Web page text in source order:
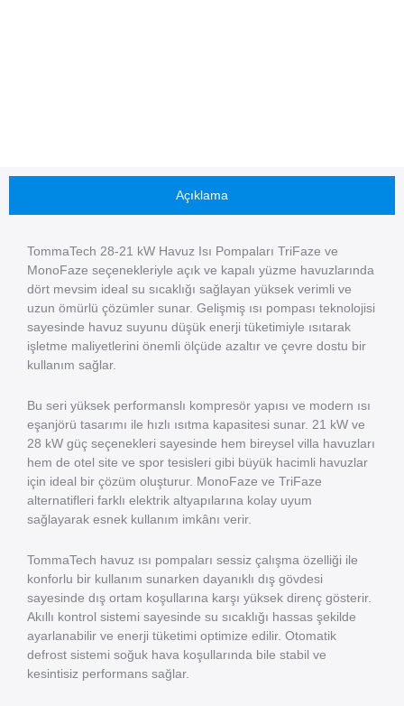
Açıklama
TommaTech 28-21 kW Havuz Isı Pompaları TriFaze ve
MonoFaze seçenekleriyle açık ve kapalı yüzme havuzlarında
dört mevsim ideal su sıcaklığı sağlayan yüksek verimli ve
uzun ömürlü çözümler sunar. Gelişmiş ısı pompası teknolojisi
sayesinde havuz suyunu düşük enerji tüketimiyle ısıtarak
işletme maliyetlerini önemli ölçüde azaltır ve çevre dostu bir
kullanım sağlar.
Bu seri yüksek performanslı kompresör yapısı ve modern ısı
eşanjörü tasarımı ile hızlı ısıtma kapasitesi sunar. 21 kW ve
28 kW güç seçenekleri sayesinde hem bireysel villa havuzları
hem de otel site ve spor tesisleri gibi büyük hacimli havuzlar
için ideal bir çözüm oluşturur. MonoFaze ve TriFaze
alternatifleri farklı elektrik altyapılarına kolay uyum
sağlayarak esnek kullanım imkânı verir.
TommaTech havuz ısı pompaları sessiz çalışma özelliği ile
konforlu bir kullanım sunarken dayanıklı dış gövdesi
sayesinde dış ortam koşullarına karşı yüksek direnç gösterir.
Akıllı kontrol sistemi sayesinde su sıcaklığı hassas şekilde
ayarlanabilir ve enerji tüketimi optimize edilir. Otomatik
defrost sistemi soğuk hava koşullarında bile stabil ve
kesintisiz performans sağlar.